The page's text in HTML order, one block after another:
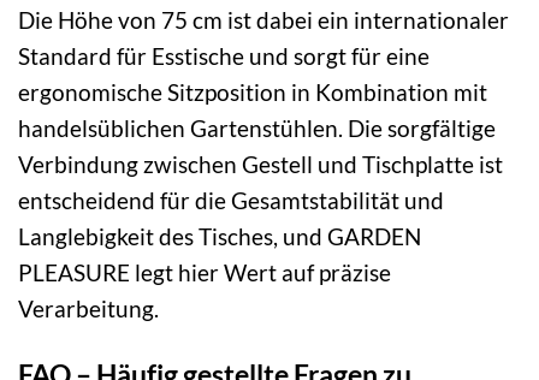
Die Höhe von 75 cm ist dabei ein internationaler
Standard für Esstische und sorgt für eine
ergonomische Sitzposition in Kombination mit
handelsüblichen Gartenstühlen. Die sorgfältige
Verbindung zwischen Gestell und Tischplatte ist
entscheidend für die Gesamtstabilität und
Langlebigkeit des Tisches, und GARDEN
PLEASURE legt hier Wert auf präzise
Verarbeitung.